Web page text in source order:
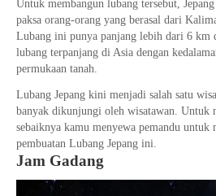
Untuk membangun lubang tersebut,
paksa orang-orang yang berasal dari
Lubang ini punya panjang lebih dari 6 km
lubang terpanjang di Asia dengan
permukaan tanah.
Lubang Jepang kini menjadi salah satu
banyak dikunjungi oleh wisatawan. Untuk
sebaiknya kamu menyewa pemandu
pembuatan Lubang Jepang ini.
Jam Gadang